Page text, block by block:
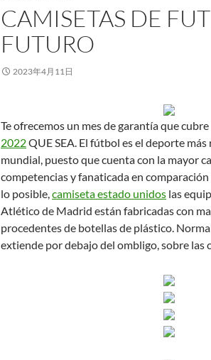
CAMISETAS DE
FUTURO
2023年4月11日
Te ofrecemos un mes de garantía que cubre
2022QUE SEA. El fútbol es el deporte
mundial, puesto que cuenta con la mayor
competencias y fanaticada en
lo posible,camiseta estado unidos las
Atlético de Madrid están fabricadas con
procedentes de botellas de plástico.
extiende por debajo del ombligo, sobre las